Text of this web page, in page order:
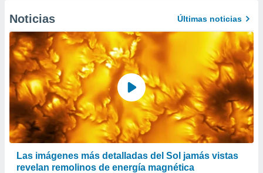
Noticias Últimas noticias
Las imágenes más detalladas del Sol jamás vistas
revelan remolinos de energía magnética